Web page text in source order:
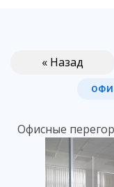
« Назад
Офисные